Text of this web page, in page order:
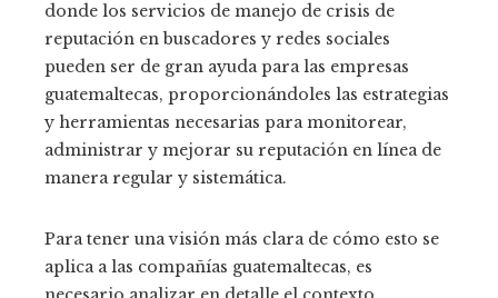
donde los servicios de manejo de crisis de
reputación en buscadores y redes sociales
pueden ser de gran ayuda para las empresas
guatemaltecas, proporcionándoles las estrategias
y herramientas necesarias para monitorear,
administrar y mejorar su reputación en línea de
manera regular y sistemática.
Para tener una visión más clara de cómo esto se
aplica a las compañías guatemaltecas, es